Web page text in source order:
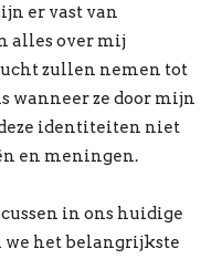
er vast van
alles over mij
zullen nemen tot
wanneer ze door mijn
identiteiten niet
en meningen.
in ons huidige
het belangrijkste